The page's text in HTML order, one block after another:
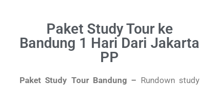
Paket Study Tour ke
Bandung 1 Hari Dari Jakarta
PP
Paket Study Tour Bandung – Rundown study